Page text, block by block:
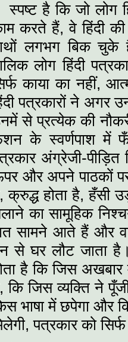
स्पष्ट है कि जो लोग
करते हैं, वे हिंदी
लगभग बिक
लोग हिंदी
काया का नहीं,
पत्रकारों ने अगर
से प्रत्येक की
के स्वर्णपाश में
अंग्रेजी-
और अपने पाठकों
क्रुद्ध होता है, हँसी
का सामूहिक
सामने आते हैं और
से घर लौट जाता
है कि जिस
कि जिस व्यक्ति ने
भाषा में छपेगा और
पत्रकार को